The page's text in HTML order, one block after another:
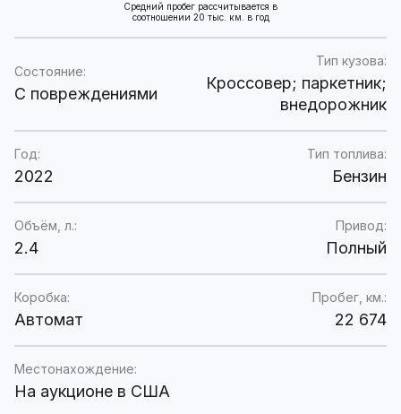
Средний пробег рассчитывается в
соотношении 20 тыс. км. в год
Состояние:
C повреждениями
Тип кузова:
Кроссовер; паркетник;
внедорожник
Год:
2022
Тип топлива:
Бензин
Объём, л.:
2.4
Привод:
Полный
Коробка:
Автомат
Пробег, км.:
22 674
Местонахождение:
На аукционе в США